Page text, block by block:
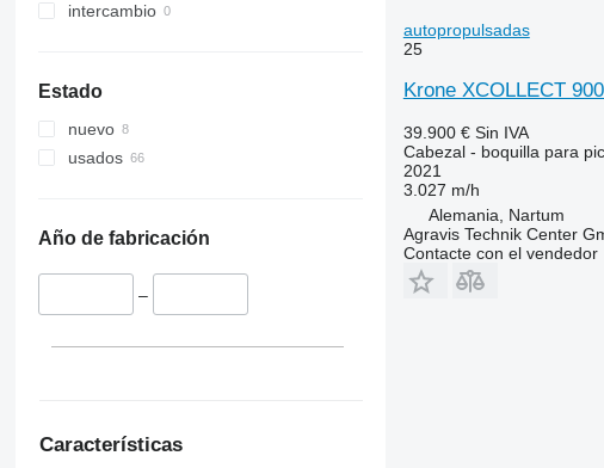
intercambio
Estado
nuevo
usados
Año de fabricación
–
Características
autopropulsadas
25
Krone XCOLLECT
39.900 € Sin IVA
Cabezal - boquilla para
2021
3.027 m/h
Alemania, Nartum
Agravis Technik Center
Contacte con el vendedor